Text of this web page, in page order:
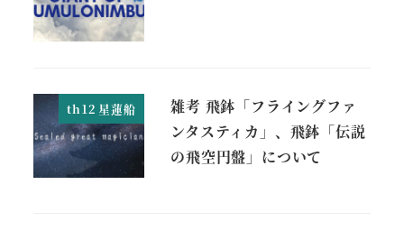
th12 星蓮船
雑考 飛鉢「フライングファ
ンタスティカ」、飛鉢「伝説
の飛空円盤」について